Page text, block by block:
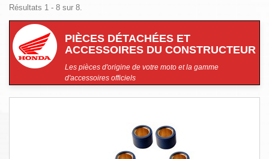
Résultats 1 - 8 sur 8.
PIÈCES DÉTACHÉES ET
ACCESSOIRES DU CONSTRUCTEUR
Les pièces d'origine de votre moto et la gamme
d'accessoires officiels